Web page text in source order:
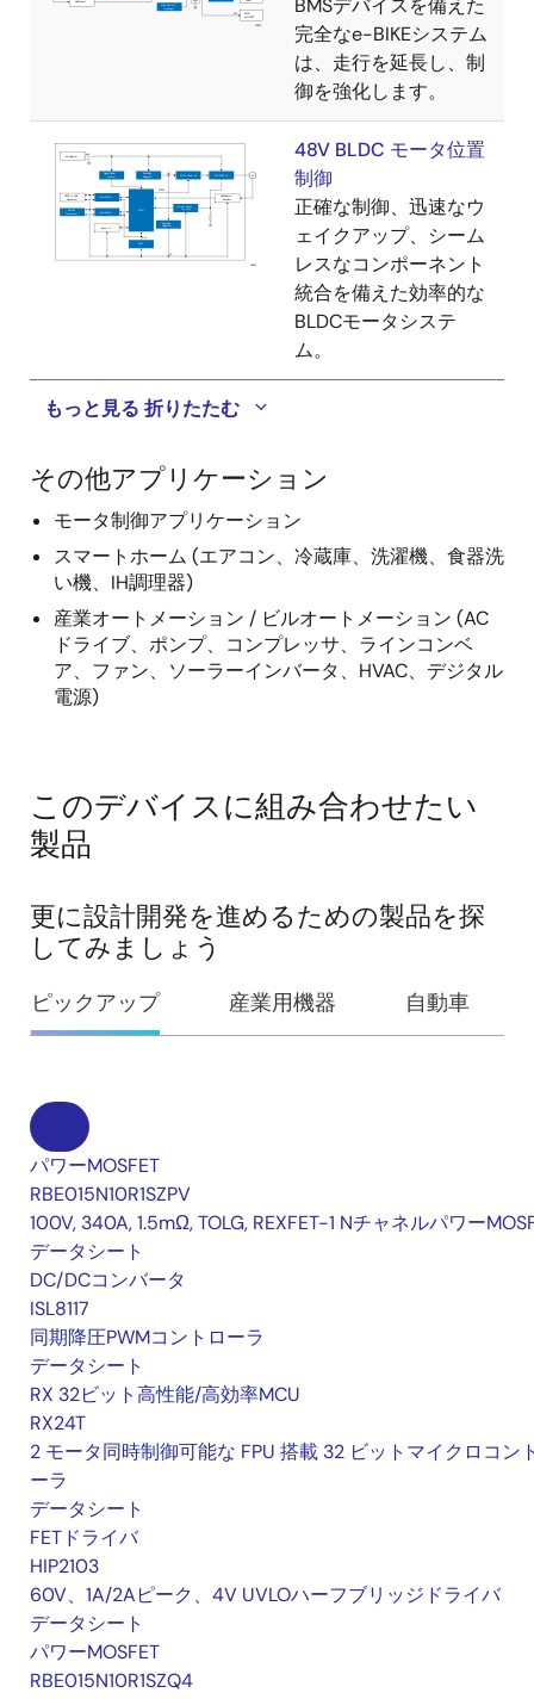
完全なe-BIKEシステム
は、走行を延長し、制
御を強化します。
48V BLDC モータ位置
制御
正確な制御、迅速なウ
ェイクアップ、シーム
レスなコンポーネント
統合を備えた効率的な
BLDCモータシステ
ム。
もっと見る 折りたたむ
その他アプリケーション
モータ制御アプリケーション
スマートホーム (エアコン、冷蔵庫、洗濯機、食器洗
い機、IH調理器)
産業オートメーション / ビルオートメーション (AC
ドライブ、ポンプ、コンプレッサ、ラインコンベ
ア、ファン、ソーラーインバータ、HVAC、デジタル
電源)
このデバイスに組み合わせたい
製品
更に設計開発を進めるための製品を探
してみましょう
ピックアップ 産業用機器 自動車
パワーMOSFET
RBE015N10R1SZPV
100V, 340A, 1.5mΩ, TOLG, REXFET-1 Nチャネルパワー
データシート
DC/DCコンバータ
ISL8117
同期降圧PWMコントローラ
データシート
RX 32ビット高性能/高効率MCU
RX24T
2 モータ同時制御可能な FPU 搭載 32 ビットマイクロコン
ーラ
データシート
FETドライバ
HIP2103
60V、1A/2Aピーク、4V UVLOハーフブリッジドライバ
データシート
パワーMOSFET
RBE015N10R1SZQ4